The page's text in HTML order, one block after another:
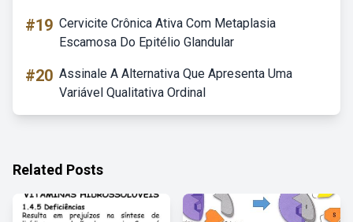
#19 Cervicite Crônica Ativa Com Metaplasia
Escamosa Do Epitélio Glandular
#20 Assinale A Alternativa Que Apresenta Uma
Variável Qualitativa Ordinal
Related Posts